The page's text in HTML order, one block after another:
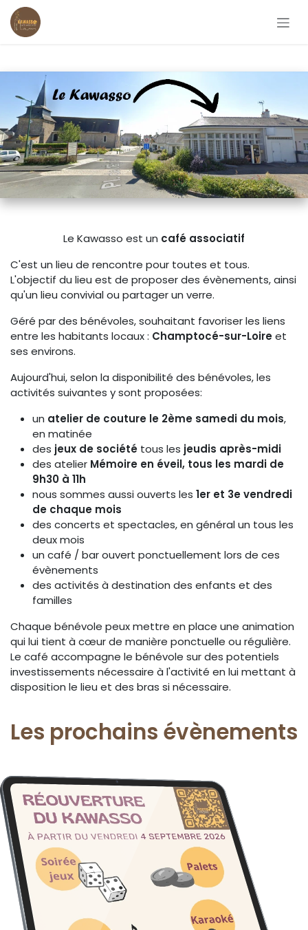
Se rendre au contenu
Le Kawasso est un café associatif
C'est un lieu de rencontre pour toutes et tous.
L'objectif du lieu est de proposer des évènements, ainsi
qu'un lieu convivial ou partager un verre.
Géré par des bénévoles, souhaitant favoriser les liens
entre les habitants locaux : Champtocé-sur-Loireet
ses environs.
Aujourd'hui, selon la disponibilité des bénévoles, les
activités suivantes y sont proposées:
un atelier de couture le 2ème samedi du mois,
en matinée
des jeux de société tous les jeudis après-midi
des atelier Mémoire en éveil, tous les mardi de
9h30 à 11h
nous sommes aussi ouverts les 1er et 3e vendredi
de chaque mois
des concerts et spectacles, en général un tous les
deux mois
un café / bar ouvert ponctuellement lors de ces
évènements
des activités à destination des enfants et des
familles
Chaque bénévole peux mettre en place une animation
qui lui tient à cœur de manière ponctuelle ou régulière.
Le café accompagne le bénévole sur des potentiels
investissements nécessaire à l'activité en lui mettant à
disposition le lieu et des bras si nécessaire.
Les prochains évènements